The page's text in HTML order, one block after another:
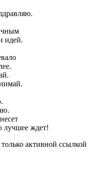
идей.
лучшее ждет!
активной ссылкой